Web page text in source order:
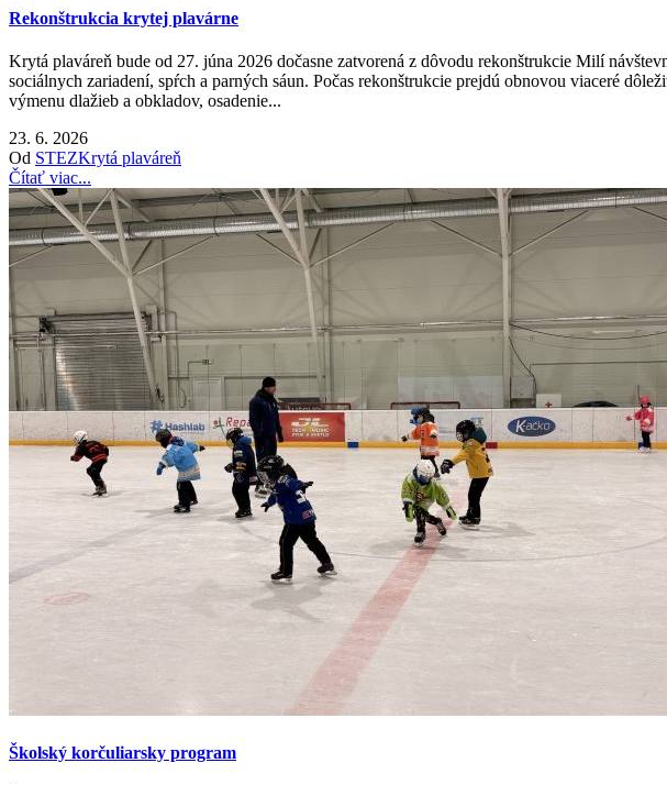
Rekonštrukcia krytej plavárne
Krytá plaváreň bude od 27. júna 2026 dočasne zatvorená z dôvodu rekonštrukcie Milí
sociálnych zariadení, spŕch a parných sáun. Počas rekonštrukcie prejdú obnovou viaceré
výmenu dlažieb a obkladov, osadenie...
23. 6. 2026
Od STEZKrytá plaváreň
Čítať viac...
Školský korčuliarsky program